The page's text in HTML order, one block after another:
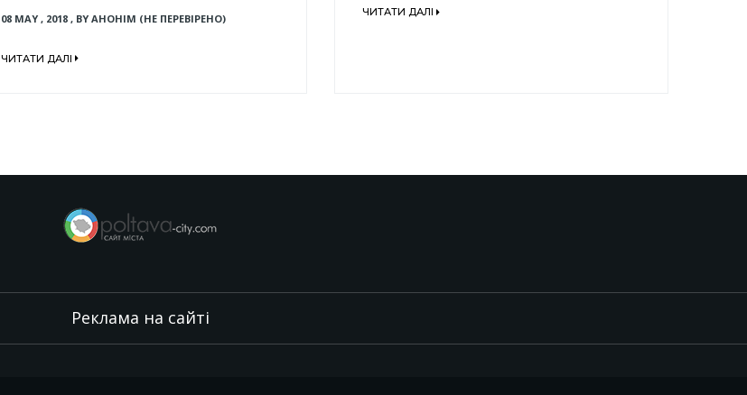
08 MAY , 2018, BY АНОНІМ (НЕ ПЕРЕВІРЕНО)
ЧИТАТИ ДАЛІ
ЧИТАТИ ДАЛІ
Реклама на сайті